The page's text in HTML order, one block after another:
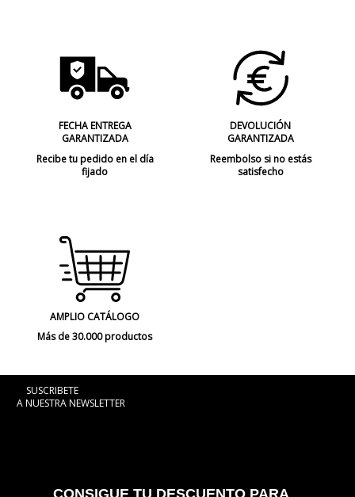
FECHA ENTREGA
GARANTIZADA
Recibe tu pedido en el día
fijado
DEVOLUCIÓN
GARANTIZADA
Reembolso si no estás
satisfecho
AMPLIO CATÁLOGO
Más de 30.000 productos
SUSCRIBETE
A NUESTRA NEWSLETTER